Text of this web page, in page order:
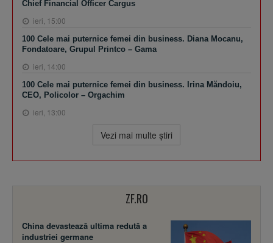
Chief Financial Officer Cargus
ieri, 15:00
100 Cele mai puternice femei din business. Diana Mocanu,
Fondatoare, Grupul Printco – Gama
ieri, 14:00
100 Cele mai puternice femei din business. Irina Măndoiu,
CEO, Policolor – Orgachim
ieri, 13:00
Vezi mai multe ştiri
ZF.RO
China devastează ultima redută a
industriei germane